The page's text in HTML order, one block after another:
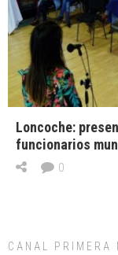
Loncoche:
funcionarios
0
CANAL PRIMERA